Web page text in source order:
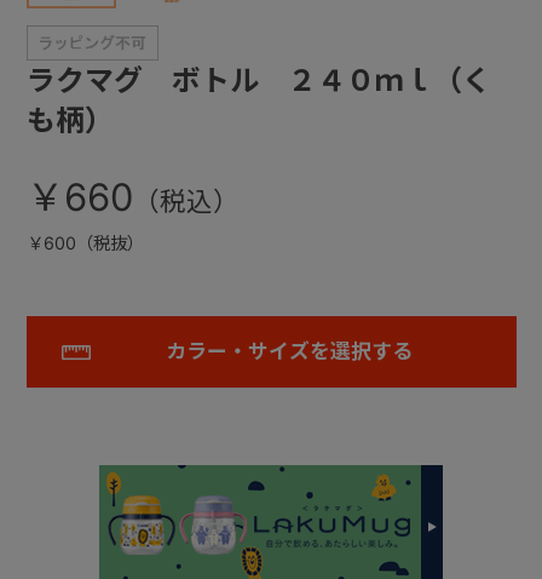
ラクマグ ボトル ２４０ｍｌ（く
も柄）
￥660
￥600（税抜）
カラー・サイズを選択する